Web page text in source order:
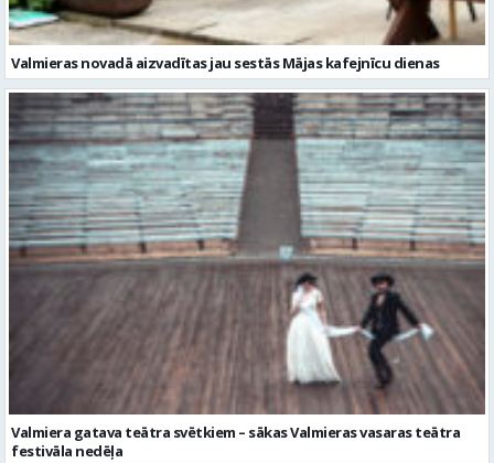
Valmieras novadā aizvadītas jau sestās Mājas kafejnīcu dienas
Valmiera gatava teātra svētkiem – sākas Valmieras vasaras teātra
festivāla nedēļa